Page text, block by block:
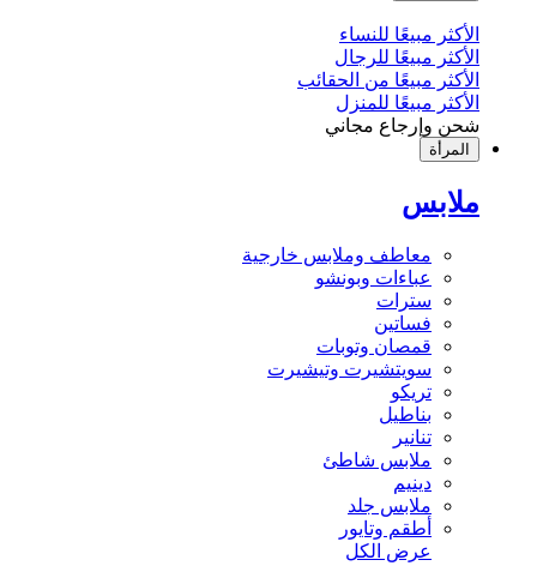
الأكثر مبيعًا للنساء
الأكثر مبيعًا للرجال
الأكثر مبيعًا من الحقائب
الأكثر مبيعًا للمنزل
شحن وإرجاع مجاني
المرأة
ملابس
معاطف وملابس خارجية
عباءات وبونشو
سترات
فساتين
قمصان وتوبات
سويتشيرت وتيشيرت
تريكو
بناطيل
تنانير
ملابس شاطئ
دينيم
ملابس جلد
أطقم وتايور
عرض الكل